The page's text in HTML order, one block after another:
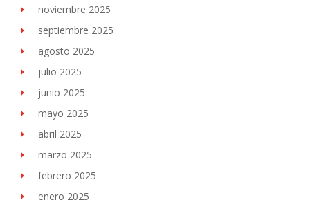
noviembre 2025
septiembre 2025
agosto 2025
julio 2025
junio 2025
mayo 2025
abril 2025
marzo 2025
febrero 2025
enero 2025